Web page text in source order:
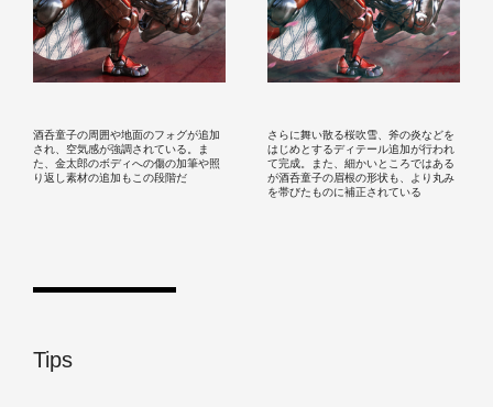
酒呑童子の周囲や地面のフォグが追加
され、空気感が強調されている。ま
た、金太郎のボディへの傷の加筆や照
り返し素材の追加もこの段階だ
さらに舞い散る桜吹雪、斧の炎などを
はじめとするディテール追加が行われ
て完成。また、細かいところではある
が酒呑童子の眉根の形状も、より丸み
を帯びたものに補正されている
Tips